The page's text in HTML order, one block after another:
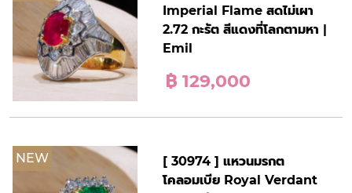
Imperial Flame สดไม่เผา
2.72 กะรัต สีแดงที่โลกตามหา |
Emil
฿ 129,000
NEW
[ 30974 ] แหวนมรกต
โคลอมเบีย Royal Verdant